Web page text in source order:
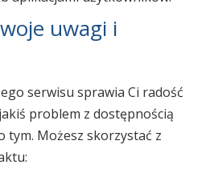
uwagi i
serwisu sprawia Ci radość
problem z dostępnością
Możesz skorzystać z